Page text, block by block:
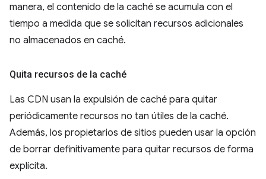
manera, el contenido de la caché se acumula con el
tiempo a medida que se solicitan recursos adicionales
no almacenados en caché.
Quita recursos de la caché
Las CDN usan la expulsión de caché para quitar
periódicamente recursos no tan útiles de la caché.
Además, los propietarios de sitios pueden usar la opción
de borrar definitivamente para quitar recursos de forma
explícita.